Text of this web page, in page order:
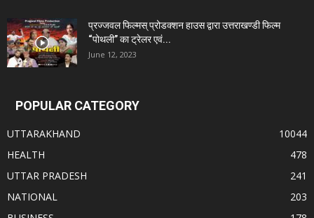
प्रज्जवल फिल्मस् प्रोडक्शन हाउस द्वारा उत्तराखण्डी फिल्म
“पोथली” का ट्रेलर एवं...
June 12, 2023
POPULAR CATEGORY
UTTARAKHAND
10044
HEALTH
478
UTTAR PRADESH
241
NATIONAL
203